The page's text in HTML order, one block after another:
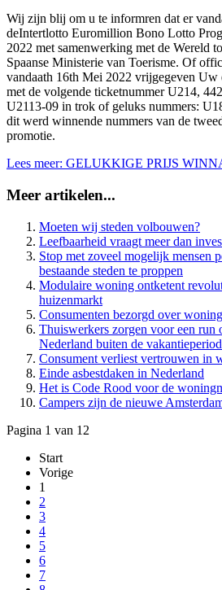
Wij zijn blij om u te informren dat er
deIntertlotto Euromillion Bono Lotto
2022 met samenwerking met de Wereld
Spaanse Ministerie van Toerisme. Of
vandaath 16th Mei 2022 vrijgegeven Uw
met de volgende ticketnummer U214,
U2113-09 in trok of geluks nummers:
dit werd winnende nummers van de
promotie.
Lees meer: GELUKKIGE PRIJS
Meer artikelen...
Moeten wij steden volbouwen?
Leefbaarheid vraagt meer dan
Stop met zoveel mogelijk mensen
bestaande steden te proppen
Modulaire woning ontketent
huizenmarkt
Consumenten bezorgd over
Thuiswerkers zorgen voor een run
Nederland buiten de
Consument verliest vertrouwen in
Einde asbestdaken in Nederland
Het is Code Rood voor de
Campers zijn de nieuwe
Pagina 1 van 12
Start
Vorige
1
2
3
4
5
6
7